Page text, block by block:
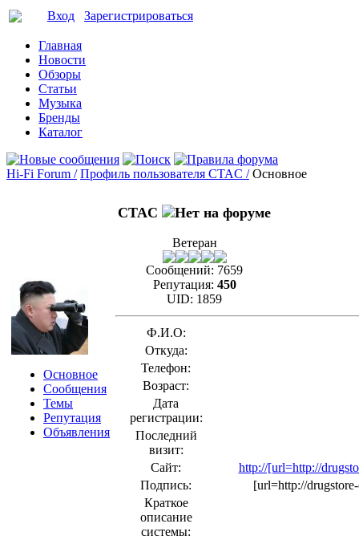
Вход Зарегистрироваться
Главная
Новости
Обзоры
Статьи
Музыка
Бренды
Каталог
Hi-Fi Forum / Профиль пользователя CTAC / Основное
Основное
Сообщения
Темы
Репутация
Объявления
CTAC
Ветеран
Сообщений: 7659
Репутация: 450
UID: 1859
Ф.И.О:
Откуда:
Телефон:
Возраст:
Дата
регистрации:
Последний
визит:
Сайт:
http://[url=http://
Подпись:
[url=http://
Краткое
описание
системы: